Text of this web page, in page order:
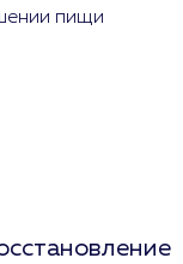
пищи